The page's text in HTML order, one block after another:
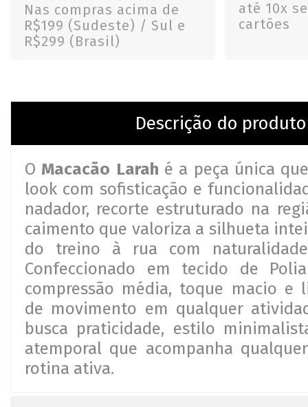
Nas compras acima de
R$199 (Sudeste) / Sul e
R$299 (Brasil)
até 10x
cartões
Descrição do produto
O Macacão Larah é a peça única
look com sofisticação e
nadador, recorte estruturado na
caimento que valoriza a silhueta
do treino à rua com
Confeccionado em tecido de
compressão média, toque macio e
de movimento em qualquer
busca praticidade, estilo
atemporal que acompanha
rotina ativa.